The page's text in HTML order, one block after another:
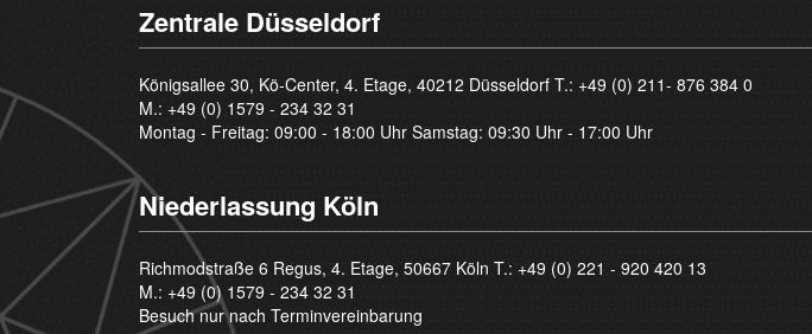
Zentrale Düsseldorf
Königsallee 30, Kö-Center, 4. Etage, 40212 Düsseldorf T.: +49 (0) 211- 876 384 0
M.: +49 (0) 1579 - 234 32 31
Montag - Freitag: 09:00 - 18:00 Uhr Samstag: 09:30 Uhr - 17:00 Uhr
Niederlassung Köln
Richmodstraße 6 Regus, 4. Etage, 50667 Köln T.: +49 (0) 221 - 920 420 13
M.: +49 (0) 1579 - 234 32 31
Besuch nur nach Terminvereinbarung